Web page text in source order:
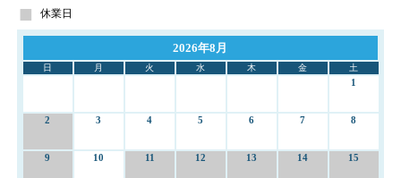
休業日
2026年8月
日 月 火 水 木 金
土
1
2 3 4 5 6 7 8
9 10 11 12 13 14 15